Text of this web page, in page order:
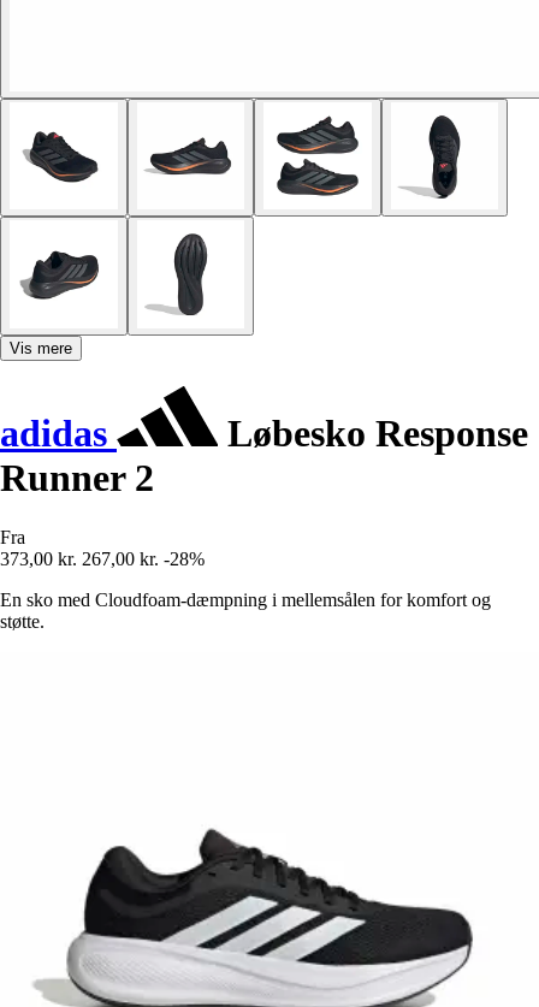
Vis mere
adidas
Løbesko Response
Runner 2
Fra
373,00 kr. 267,00 kr. -28%
En sko med Cloudfoam-dæmpning i mellemsålen for komfort og
støtte.